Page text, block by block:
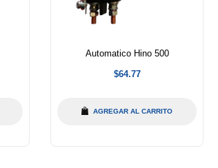
Automatico Hino 500
Precio
$64.77
AGREGAR AL CARRITO